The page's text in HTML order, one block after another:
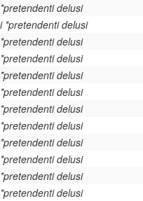
delusi
*pretendenti delusi
delusi
delusi
delusi
delusi
delusi
delusi
delusi
delusi
delusi
delusi